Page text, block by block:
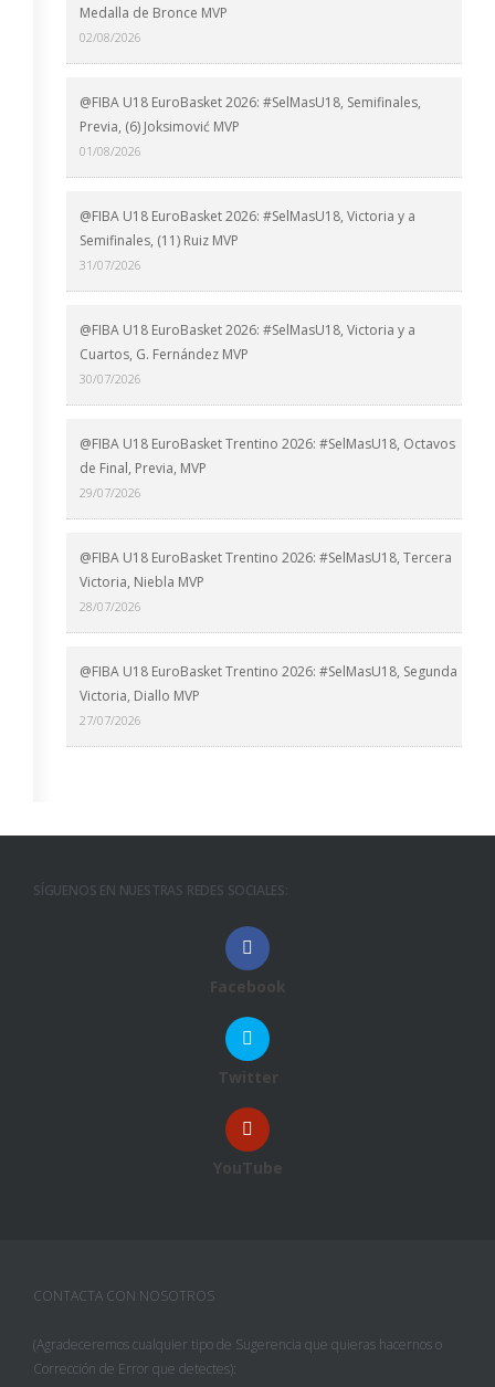
Medalla de Bronce MVP
02/08/2026
@FIBA U18 EuroBasket 2026: #SelMasU18, Semifinales,
Previa, (6) Joksimović MVP
01/08/2026
@FIBA U18 EuroBasket 2026: #SelMasU18, Victoria y a
Semifinales, (11) Ruiz MVP
31/07/2026
@FIBA U18 EuroBasket 2026: #SelMasU18, Victoria y a
Cuartos, G. Fernández MVP
30/07/2026
@FIBA U18 EuroBasket Trentino 2026: #SelMasU18, Octavos
de Final, Previa, MVP
29/07/2026
@FIBA U18 EuroBasket Trentino 2026: #SelMasU18, Tercera
Victoria, Niebla MVP
28/07/2026
@FIBA U18 EuroBasket Trentino 2026: #SelMasU18, Segunda
Victoria, Diallo MVP
27/07/2026
SÍGUENOS EN NUESTRAS REDES SOCIALES:
Facebook
Twitter
YouTube
CONTACTA CON NOSOTROS
(Agradeceremos cualquier tipo de Sugerencia que quieras hacernos o
Corrección de Error que detectes):